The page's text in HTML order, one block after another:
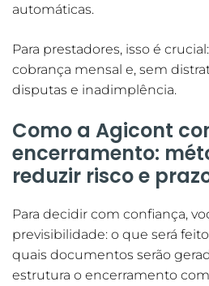
automáticas.
Para prestadores, isso é
cobrança mensal e, sem
disputas e inadimplência.
Como a Agicont
encerramento:
reduzir risco e
Para decidir com confiança,
previsibilidade: o que será
quais documentos serão
estrutura o encerramento